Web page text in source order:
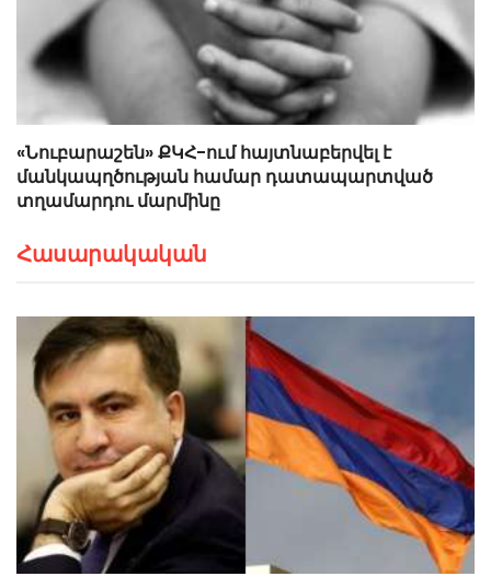
«Նուբարաշեն» ՔԿՀ-ում հայտնաբերվել է
մանկապղծության համար դատապարտված
տղամարդու մարմինը
Հասարակական